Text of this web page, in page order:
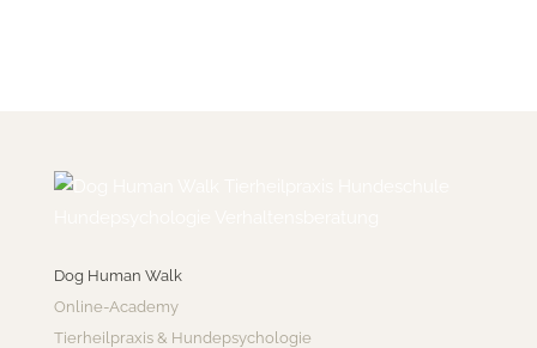
Dog Human Walk
Online-Academy
Tierheilpraxis & Hundepsychologie